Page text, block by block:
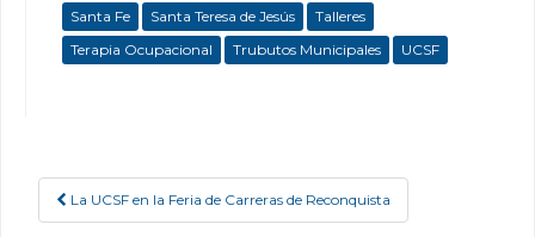
Santa Fe
Santa Teresa de Jesús
Talleres
Terapia Ocupacional
Trubutos Municipales UCSF
Post navigation
La UCSF en la Feria de Carreras de Reconquista